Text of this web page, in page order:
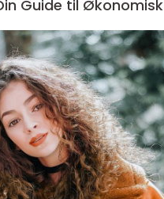
Guide til Økonomisk